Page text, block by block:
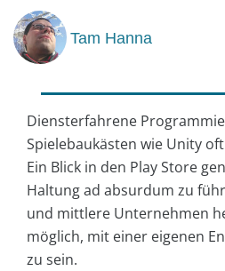
Tam Hanna
Diensterfahrene
Spielebaukästen wie Unity
Ein Blick in den Play Store
Haltung ad absurdum zu
und mittlere Unternehmen
möglich, mit einer eigenen
zu sein.